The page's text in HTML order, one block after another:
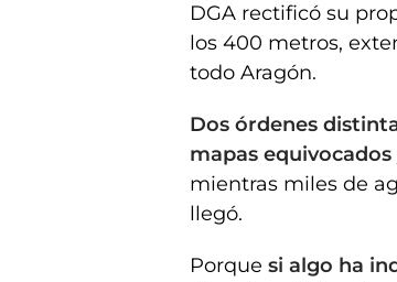
DGA rectificó su
los 400 metros,
todo Aragón.
Dos órdenes
mapas equivocados
mientras miles de
llegó.
Porque si algo ha